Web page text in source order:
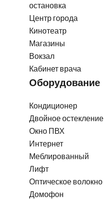
остановка
Центр города
Кинотеатр
Магазины
Вокзал
Кабинет врача
Оборудование
Кондиционер
Двойное остекление
Окно ПВХ
Интернет
Меблированный
Лифт
Оптическое волокно
Домофон